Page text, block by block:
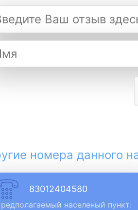
номера данного
83012404580
населеный пункт: